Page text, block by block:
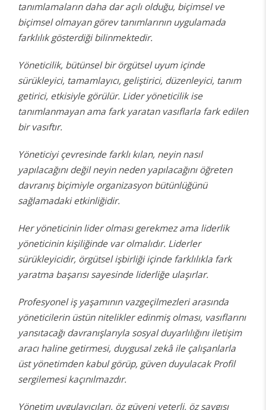
tanımlamaların daha dar açılı olduğu, biçimsel ve
biçimsel olmayan görev tanımlarının uygulamada
farklılık gösterdiği bilinmektedir.
Yöneticilik, bütünsel bir örgütsel uyum içinde
sürükleyici, tamamlayıcı, geliştirici, düzenleyici, tanım
getirici, etkisiyle görülür. Lider yöneticilik ise
tanımlanmayan ama fark yaratan vasıflarla fark edilen
bir vasıftır.
Yöneticiyi çevresinde farklı kılan, neyin nasıl
yapılacağını değil neyin neden yapılacağını öğreten
davranış biçimiyle organizasyon bütünlüğünü
sağlamadaki etkinliğidir.
Her yöneticinin lider olması gerekmez ama liderlik
yöneticinin kişiliğinde var olmalıdır. Liderler
sürükleyicidir, örgütsel işbirliği içinde farklılıkla fark
yaratma başarısı sayesinde liderliğe ulaşırlar.
Profesyonel iş yaşamının vazgeçilmezleri arasında
yöneticilerin üstün nitelikler edinmiş olması, vasıflarını
yansıtacağı davranışlarıyla sosyal duyarlılığını iletişim
aracı haline getirmesi, duygusal zekâ ile çalışanlarla
üst yönetimden kabul görüp, güven duyulacak Profil
sergilemesi kaçınılmazdır.
Yönetim uygulayıcıları, öz güveni yeterli, öz saygısı